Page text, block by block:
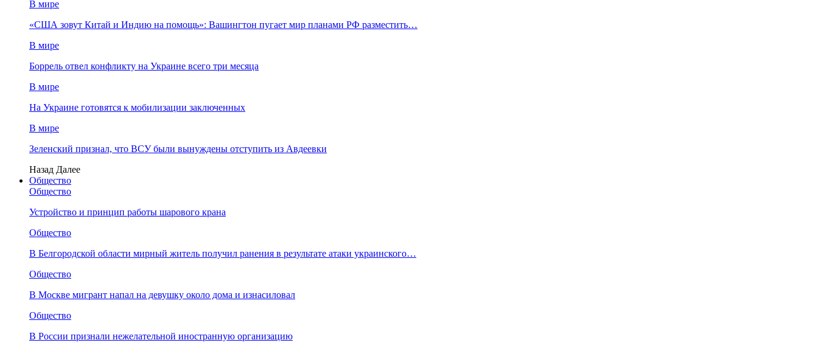
В мире
«США зовут Китай и Индию на помощь»: Вашингтон пугает мир планами РФ разместить…
В мире
Боррель отвел конфликту на Украине всего три месяца
В мире
На Украине готовятся к мобилизации заключенных
В мире
Зеленский признал, что ВСУ были вынуждены отступить из Авдеевки
Назад Далее
Общество
Общество
Устройство и принцип работы шарового крана
Общество
В Белгородской области мирный житель получил ранения в результате атаки украинского…
Общество
В Москве мигрант напал на девушку около дома и изнасиловал
Общество
В России признали нежелательной иностранную организацию